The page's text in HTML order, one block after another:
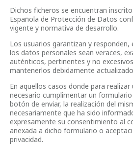
Dichos ficheros se encuentran
Española de Protección de Datos
vigente y normativa de desarrollo.
Los usuarios garantizan y responden,
los datos personales sean veraces,
auténticos, pertinentes y no
mantenerlos debidamente
En aquellos casos donde para
necesario cumplimentar un
botón de enviar, la realización del
necesariamente que ha sido
expresamente su consentimiento al
anexada a dicho formulario o
privacidad.